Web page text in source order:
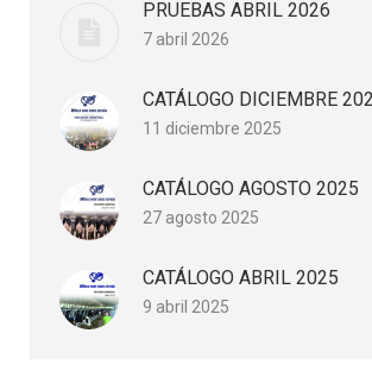
PRUEBAS ABRIL 2026
7 abril 2026
CATÁLOGO DICIEMBRE
11 diciembre 2025
CATÁLOGO AGOSTO 2025
27 agosto 2025
CATÁLOGO ABRIL 2025
9 abril 2025